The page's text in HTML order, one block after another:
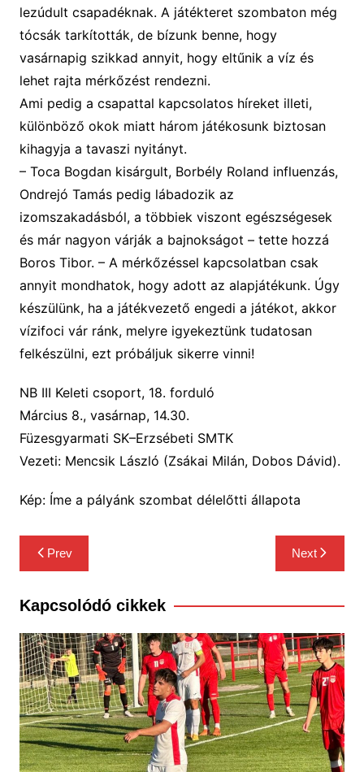
lezúdult csapadéknak. A játékteret szombaton még
tócsák tarkították, de bízunk benne, hogy
vasárnapig szikkad annyit, hogy eltűnik a víz és
lehet rajta mérkőzést rendezni.
Ami pedig a csapattal kapcsolatos híreket illeti,
különböző okok miatt három játékosunk biztosan
kihagyja a tavaszi nyitányt.
– Toca Bogdan kisárgult, Borbély Roland influenzás,
Ondrejó Tamás pedig lábadozik az
izomszakadásból, a többiek viszont egészségesek
és már nagyon várják a bajnokságot – tette hozzá
Boros Tibor. – A mérkőzéssel kapcsolatban csak
annyit mondhatok, hogy adott az alapjátékunk. Úgy
készülünk, ha a játékvezető engedi a játékot, akkor
vízifoci vár ránk, melyre igyekeztünk tudatosan
felkészülni, ezt próbáljuk sikerre vinni!
NB III Keleti csoport, 18. forduló
Március 8., vasárnap, 14.30.
Füzesgyarmati SK–Erzsébeti SMTK
Vezeti: Mencsik László (Zsákai Milán, Dobos Dávid).
Kép: Íme a pályánk szombat délelőtti állapota
Bejegyzés
navigáció
Prev Next
Kapcsolódó cikkek